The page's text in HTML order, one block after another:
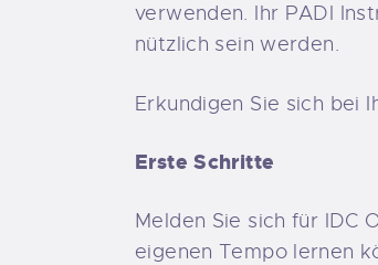
verwenden. Ihr PADI
nützlich sein werden.
Erkundigen Sie sich bei
Erste Schritte
Melden Sie sich für IDC
eigenen Tempo lernen